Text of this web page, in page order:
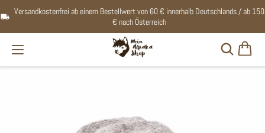
Versandkostenfrei ab einem Bestellwert von 60 € innerhalb Deutschlands / ab 150
€ nach Österreich